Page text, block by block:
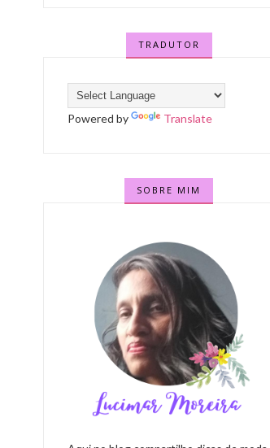
TRADUTOR
Powered by Translate
SOBRE MIM